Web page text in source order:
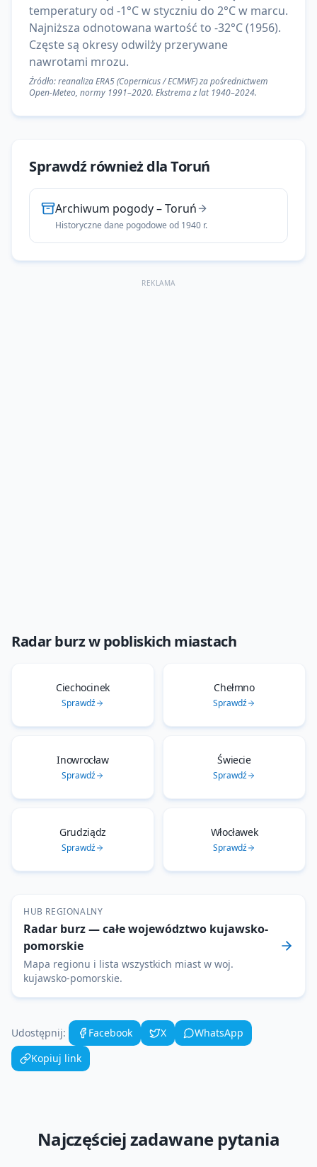
temperatury od -1°C w styczniu do 2°C w marcu.
Najniższa odnotowana wartość to -32°C (1956).
Częste są okresy odwilży przerywane
nawrotami mrozu.
Źródło: reanaliza ERA5 (Copernicus / ECMWF) za pośrednictwem
Open-Meteo, normy 1991–2020. Ekstrema z lat 1940–2024.
Sprawdź również dlaToruń
Archiwum pogody–Toruń
Historyczne dane pogodowe od 1940 r.
REKLAMA
Radar burzw pobliskich miastach
Ciechocinek
Sprawdź
Chełmno
Sprawdź
Inowrocław
Sprawdź
Świecie
Sprawdź
Grudziądz
Sprawdź
Włocławek
Sprawdź
HUB REGIONALNY
Radar burz— całe województwo kujawsko-
pomorskie
Mapa regionu i lista wszystkich miast w woj.
kujawsko-pomorskie.
Udostępnij: Facebook X
WhatsApp
Kopiuj link
Najczęściej zadawane pytania